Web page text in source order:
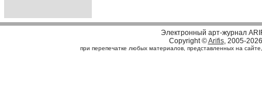
Электронный арт-журнал
Copyright ©Arifis, 2005-2026
при перепечатке любых материалов, представленных на